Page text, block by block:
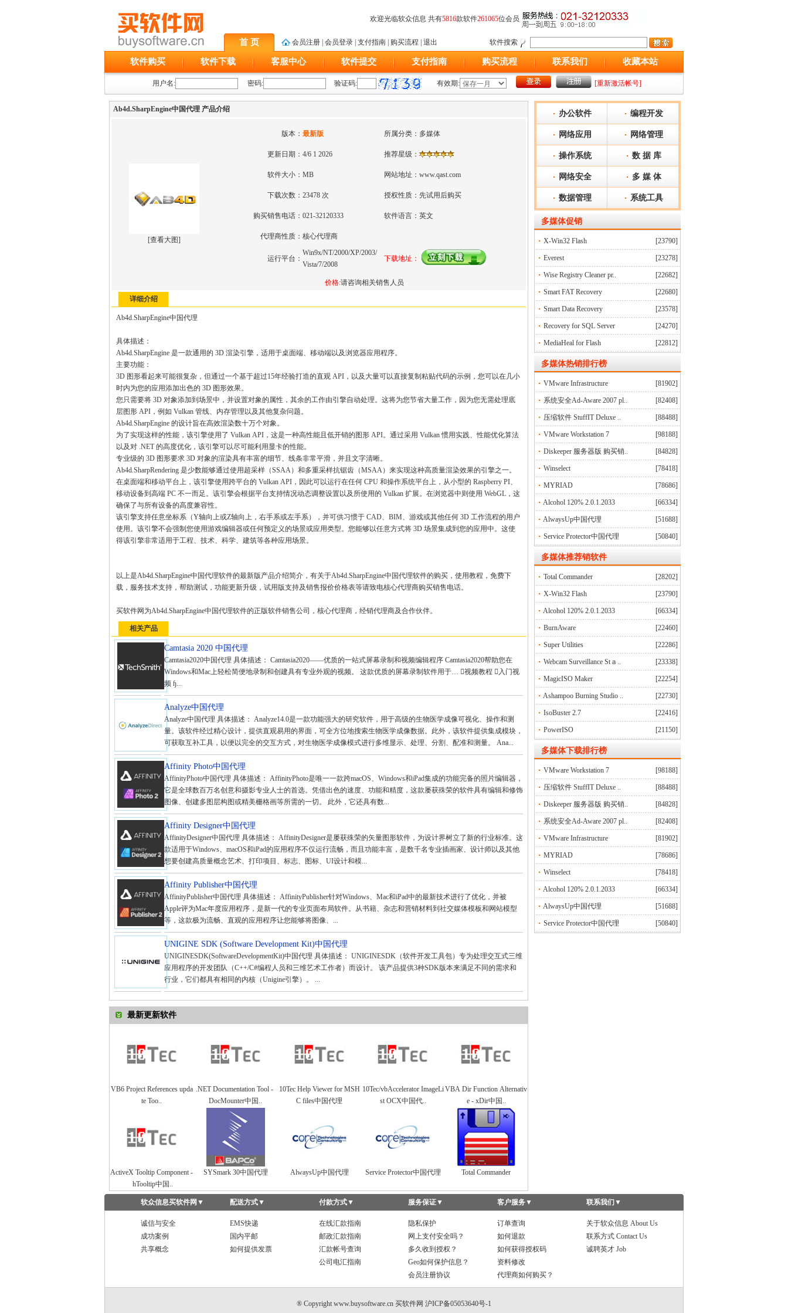
欢迎光临软众信息 共有5816款软件261065位会员
首 页 会员注册 会员登录 支付指南 购买流程 退出 软件搜索
软件购买 软件下载 客服中心 软件提交 支付指南 购买流程 联系我们 收藏本站
用户名: 密码: 验证码: 有效期: [重新激活帐号]
Ab4d.SharpEngine中国代理 产品介绍
[查看大图]
版本： 最新版 所属分类： 多媒体
更新日期： 4/6 1 2026 推荐星级：
软件大小： MB 网站地址： www.qast.com
下载次数： 23478 次 授权性质： 先试用后购买
购买销售电话： 021-32120333 软件语言： 英文
代理商性质： 核心代理商
运行平台：
Win9x/NT/2000/XP/2003/
Vista/7/2008
下载地址：
价格:请咨询相关销售人员
详细介绍
Ab4d.SharpEngine中国代理
具体描述：
Ab4d.SharpEngine 是一款通用的 3D 渲染引擎，适用于桌面端、移动端以及浏览器应用程序。
主要功能：
3D 图形看起来可能很复杂，但通过一个基于超过15年经验打造的直观 API，以及大量可以直接复制粘贴代码的示例，您可以在几小
时内为您的应用添加出色的 3D 图形效果。
您只需要将 3D 对象添加到场景中，并设置对象的属性，其余的工作由引擎自动处理。这将为您节省大量工作，因为您无需处理底
层图形 API，例如 Vulkan 管线、内存管理以及其他复杂问题。
Ab4d.SharpEngine 的设计旨在高效渲染数十万个对象。
为了实现这样的性能，该引擎使用了 Vulkan API，这是一种高性能且低开销的图形 API。通过采用 Vulkan 惯用实践、性能优化算法
以及对 .NET 的高度优化，该引擎可以尽可能利用显卡的性能。
专业级的 3D 图形要求 3D 对象的渲染具有丰富的细节、线条非常平滑，并且文字清晰。
Ab4d.SharpRendering 是少数能够通过使用超采样（SSAA）和多重采样抗锯齿（MSAA）来实现这种高质量渲染效果的引擎之一。
在桌面端和移动平台上，该引擎使用跨平台的 Vulkan API，因此可以运行在任何 CPU 和操作系统平台上，从小型的 Raspberry PI、
移动设备到高端 PC 不一而足。该引擎会根据平台支持情况动态调整设置以及所使用的 Vulkan 扩展。在浏览器中则使用 WebGL，这
确保了与所有设备的高度兼容性。
该引擎支持任意坐标系（Y轴向上或Z轴向上，右手系或左手系），并可供习惯于 CAD、BIM、游戏或其他任何 3D 工作流程的用户
使用。该引擎不会强制您使用游戏编辑器或任何预定义的场景或应用类型。您能够以任意方式将 3D 场景集成到您的应用中。这使
得该引擎非常适用于工程、技术、科学、建筑等各种应用场景。
以上是Ab4d.SharpEngine中国代理软件的最新版产品介绍简介，有关于Ab4d.SharpEngine中国代理软件的购买，使用教程，免费下
载，服务技术支持，帮助测试，功能更新升级，试用版支持及销售报价价格表等请致电核心代理商购买销售电话。
买软件网为Ab4d.SharpEngine中国代理软件的正版软件销售公司，核心代理商，经销代理商及合作伙伴。
相关产品
Camtasia 2020 中国代理
Camtasia2020中国代理 具体描述： Camtasia2020——优质的一站式屏幕录制和视频编辑程序 Camtasia2020帮助您在
Windows和Mac上轻松简便地录制和创建具有专业外观的视频。 这款优质的屏幕录制软件用于… 视频教程 入门视
频 ɧ...
Analyze中国代理
Analyze中国代理 具体描述： Analyze14.0是一款功能强大的研究软件，用于高级的生物医学成像可视化、操作和测
量。该软件经过精心设计，提供直观易用的界面，可全方位地搜索生物医学成像数据。此外，该软件提供集成模块，
可获取互补工具，以便以完全的交互方式，对生物医学成像模式进行多维显示、处理、分割、配准和测量。 Ana...
Affinity Photo中国代理
AffinityPhoto中国代理 具体描述： AffinityPhoto是唯一一款跨macOS、Windows和iPad集成的功能完备的照片编辑器，
它是全球数百万名创意和摄影专业人士的首选。凭借出色的速度、功能和精度，这款屡获殊荣的软件具有编辑和修饰
图像、创建多图层构图或精美栅格画等所需的一切。 此外，它还具有数...
Affinity Designer中国代理
AffinityDesigner中国代理 具体描述： AffinityDesigner是屡获殊荣的矢量图形软件，为设计界树立了新的行业标准。这
款适用于Windows、macOS和iPad的应用程序不仅运行流畅，而且功能丰富，是数千名专业插画家、设计师以及其他
想要创建高质量概念艺术、打印项目、标志、图标、UI设计和模...
Affinity Publisher中国代理
AffinityPublisher中国代理 具体描述： AffinityPublisher针对Windows、Mac和iPad中的最新技术进行了优化，并被
Apple评为Mac年度应用程序，是新一代的专业页面布局软件。从书籍、杂志和营销材料到社交媒体模板和网站模型
等，这款极为流畅、直观的应用程序让您能够将图像、...
UNIGINE SDK (Software Development Kit)中国代理
UNIGINESDK(SoftwareDevelopmentKit)中国代理 具体描述： UNIGINESDK（软件开发工具包）专为处理交互式三维
应用程序的开发团队（C++/C#编程人员和三维艺术工作者）而设计。 该产品提供3种SDK版本来满足不同的需求和
行业，它们都具有相同的内核（Unigine引擎）。 ...
最新更新软件
VB6 Project References upda
te Too..
.NET Documentation Tool -
DocMounter中国..
10Tec Help Viewer for MSH
C files中国代理
10Tec/vbAccelerator ImageLi
st OCX中国代..
VBA Dir Function Alternativ
e - xDir中国..
ActiveX Tooltip Component -
hTooltip中国..
SYSmark 30中国代理 AlwaysUp中国代理 Service Protector中国代理 Total Commander
办公软件 编程开发
网络应用 网络管理
操作系统 数 据 库
网络安全 多 媒 体
数据管理 系统工具
多媒体促销
X-Win32 Flash [23790]
Everest [23278]
Wise Registry Cleaner pr.. [22682]
Smart FAT Recovery [22680]
Smart Data Recovery [23578]
Recovery for SQL Server [24270]
MediaHeal for Flash [22812]
多媒体热销排行榜
VMware Infrastructure [81902]
系统安全Ad-Aware 2007 pl.. [82408]
压缩软件 StuffIT Deluxe .. [88488]
VMware Workstation 7 [98188]
Diskeeper 服务器版 购买销.. [84828]
Winselect [78418]
MYRIAD [78686]
Alcohol 120% 2.0.1.2033 [66334]
AlwaysUp中国代理 [51688]
Service Protector中国代理 [50840]
多媒体推荐销软件
Total Commander [28202]
X-Win32 Flash [23790]
Alcohol 120% 2.0.1.2033 [66334]
BurnAware [22460]
Super Utilities [22286]
Webcam Surveillance Stａ.. [23338]
MagicISO Maker [22254]
Ashampoo Burning Studio .. [22730]
IsoBuster 2.7 [22416]
PowerISO [21150]
多媒体下载排行榜
VMware Workstation 7 [98188]
压缩软件 StuffIT Deluxe .. [88488]
Diskeeper 服务器版 购买销.. [84828]
系统安全Ad-Aware 2007 pl.. [82408]
VMware Infrastructure [81902]
MYRIAD [78686]
Winselect [78418]
Alcohol 120% 2.0.1.2033 [66334]
AlwaysUp中国代理 [51688]
Service Protector中国代理 [50840]
软众信息买软件网 ▼ 配送方式▼ 付款方式▼ 服务保证▼ 客户服务▼ 联系我们 ▼
诚信与安全 EMS快递 在线汇款指南 隐私保护 订单查询
关于软众信息 About Us
成功案例
国内平邮 邮政汇款指南 网上支付安全吗？ 如何退款
联系方式 Contact Us
共享概念
如何提供发票 汇款帐号查询 多久收到授权？ 如何获得授权码
诚聘英才 Job
公司电汇指南
Geo如何保护信息？
资料修改
会员注册协议
代理商如何购买？
® Copyright www.buysoftware.cn 买软件网 沪ICP备05053640号-1